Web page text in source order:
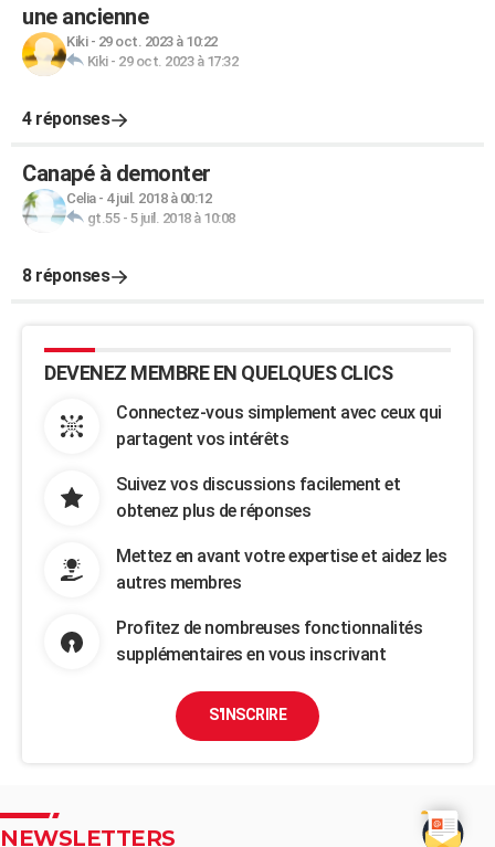
une ancienne
Kiki- 29 oct. 2023 à 10:22
Kiki- 29 oct. 2023 à 17:32
4 réponses
Canapé à demonter
Celia- 4 juil. 2018 à 00:12
gt.55- 5 juil. 2018 à 10:08
8 réponses
DEVENEZ MEMBRE EN QUELQUES CLICS
Connectez-vous simplement avec ceux qui
partagent vos intérêts
Suivez vos discussions facilement et
obtenez plus de réponses
Mettez en avant votre expertise et aidez les
autres membres
Profitez de nombreuses fonctionnalités
supplémentaires en vous inscrivant
S'INSCRIRE
NEWSLETTERS